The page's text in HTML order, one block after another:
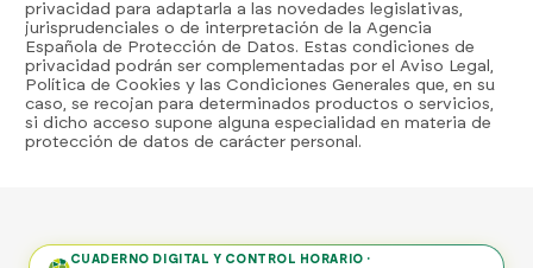
privacidad para adaptarla a las novedades legislativas,
jurisprudenciales o de interpretación de la Agencia
Española de Protección de Datos. Estas condiciones de
privacidad podrán ser complementadas por el Aviso Legal,
Política de Cookies y las Condiciones Generales que, en su
caso, se recojan para determinados productos o servicios,
si dicho acceso supone alguna especialidad en materia de
protección de datos de carácter personal.
CUADERNO DIGITAL Y CONTROL HORARIO ·